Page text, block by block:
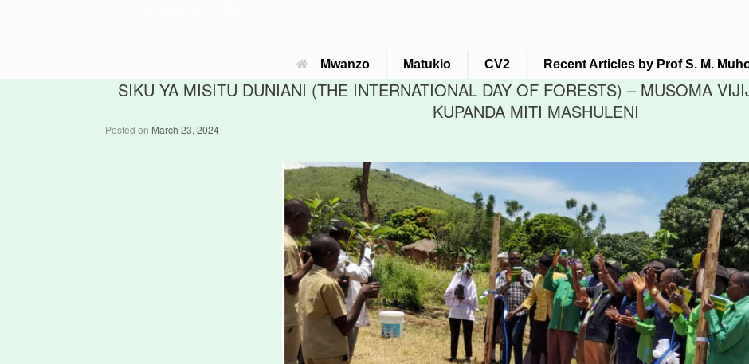
Mwanzo Matukio CV2 Recent Articles by Prof S. M.
SIKU YA MISITU DUNIANI (THE INTERNATIONAL DAY OF FORESTS) – MUSOMA
KUPANDA MITI MASHULENI
Posted on March 23, 2024